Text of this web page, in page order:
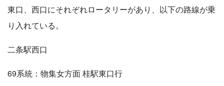
東口、西口にそれぞれロータリーがあり、以下の路線が乗
り入れている。
二条駅西口
69系統：物集女方面 桂駅東口行